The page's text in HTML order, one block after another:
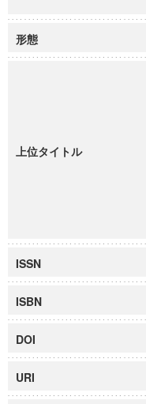
形態
上位タイトル
ISSN
ISBN
DOI
URI